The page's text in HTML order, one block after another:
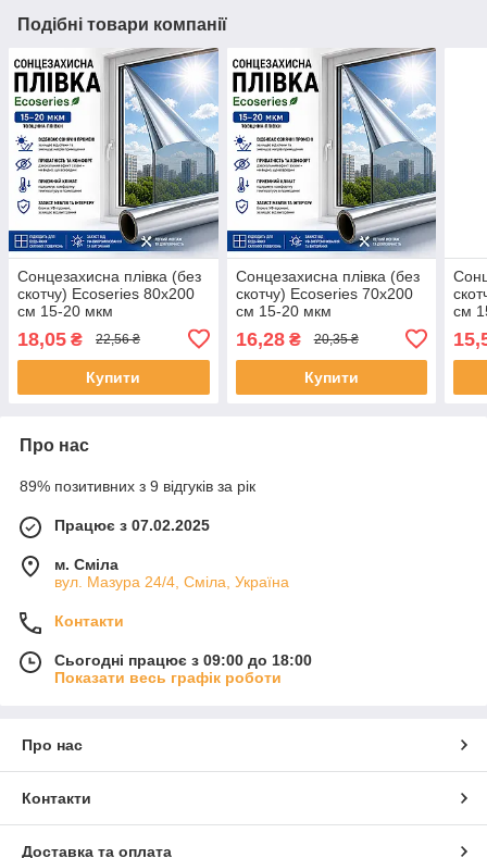
Подібні товари компанії
Сонцезахисна плівка (без
скотчу) Ecoseries 80х200
см 15-20 мкм
18,05 ₴ 22,56 ₴
Купити
Сонцезахисна плівка (без
скотчу) Ecoseries 70х200
см 15-20 мкм
16,28₴ 20,35 ₴
Купити
см
Про нас
89% позитивних з 9 відгуків за рік
Працює з 07.02.2025
м. Сміла
вул. Мазура 24/4, Сміла, Україна
Контакти
Сьогодні працює з 09:00 до 18:00
Показати весь графік роботи
Про нас
Контакти
Доставка та оплата